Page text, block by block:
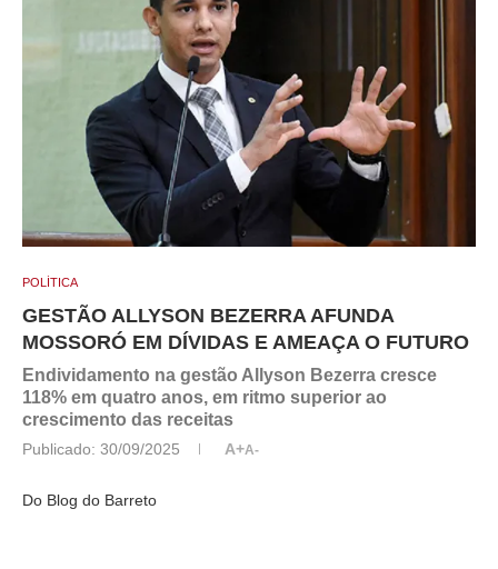
POLÍTICA
GESTÃO ALLYSON BEZERRA AFUNDA
MOSSORÓ EM DÍVIDAS E AMEAÇA O FUTURO
Endividamento na gestão Allyson Bezerra cresce
118% em quatro anos, em ritmo superior ao
crescimento das receitas
Publicado: 30/09/2025 A+A-
Do Blog do Barreto